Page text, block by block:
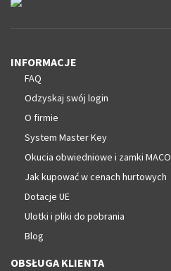
INFORMACJE
FAQ
Odzyskaj swój login
O firmie
System Master Key
Okucia obwiedniowe i zamki MACO
Jak kupować w cenach hurtowych
Dotacje UE
Ulotki i pliki do pobrania
Blog
OBSŁUGA KLIENTA